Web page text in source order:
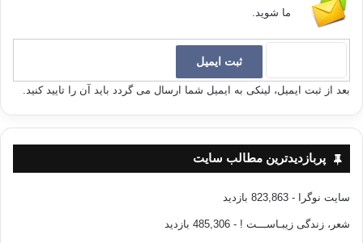
ما شوید.
بعد از ثبت ایمیل، لینکی به ایمیل شما ارسال می گردد باید آن را تایید کنید.
پربازدیدترین مطالب سایت
سایت نوگرا - 823,863 بازدید
شعر، زندگی زیبـاســـت ! - 485,306 بازدید